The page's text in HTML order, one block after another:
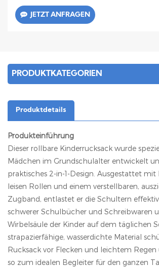
JETZT ANFRAGEN
PRODUKTKATEGORIEN
Produktdetails
Produkteinführung
Dieser rollbare Kinderrucksack wurde
Mädchen im Grundschulalter entwickelt
praktisches 2-in-1-Design. Ausgestattet
leisen Rollen und einem verstellbaren,
Zugband, entlastet er die Schultern
schwerer Schulbücher und Schreibwaren
Wirbelsäule der Kinder auf dem täglichen
strapazierfähige, wasserdichte Material
Rucksack vor Flecken und leichtem
so zum idealen Begleiter für den ganzen